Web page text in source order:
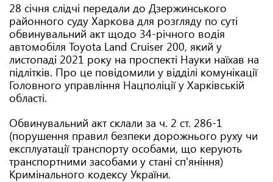
28 січня слідчі передали до Дзержинського
районного суду Харкова для розгляду по суті
обвинувальний акт щодо 34-річного водія
автомобіля Toyota Land Cruiser 200, який у
листопаді 2021 року на проспекті Науки наїхав на
підлітків. Про це повідомили у відділі комунікації
Головного управління Нацполіції у Харківській
області.
Обвинувальний акт склали за ч. 2 ст. 286-1
(порушення правил безпеки дорожнього руху чи
експлуатації транспорту особами, що керують
транспортними засобами у стані сп'яніння)
Кримінального кодексу України.